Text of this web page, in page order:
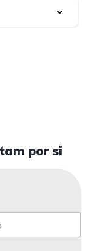
por si